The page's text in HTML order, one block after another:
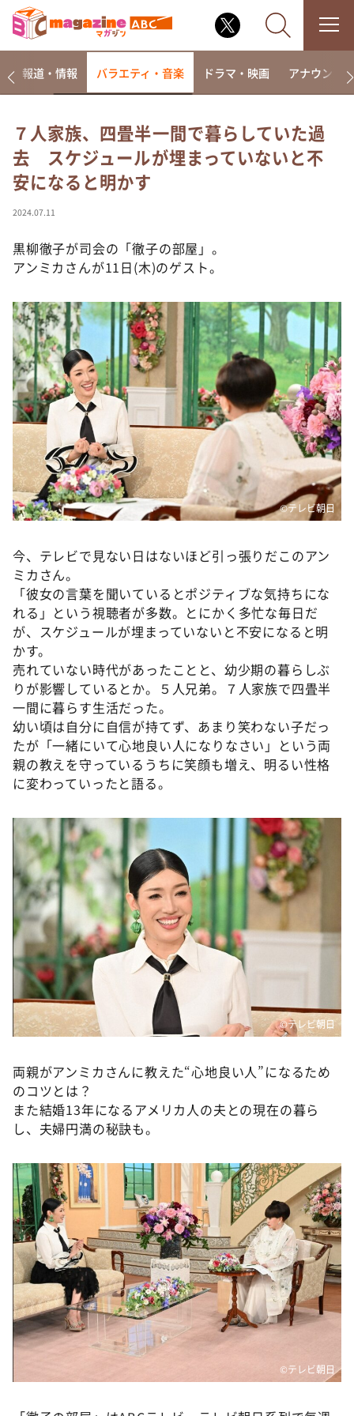
なるみ・岡村の過ぎるTV
相席食堂
これ余談なんですけど・・・
て真剣です
探偵！ナイトスクープ
news おかえり
河合＆A.B.C-Z塚田×福井アナ「なんでやねん！？」
（news おかえり）
DAIGOも台所 ～きょうの献立 何にする？～
本日はダイアンなり！シーズン２
朝だ！生です旅サラダ
教えて！ニュースライブ 正義のミカタ
ＬＩＦＥ～夢のカタチ～
新婚さんいらっしゃい！
ポツンと一軒家
ザキ山小屋本館
ぺこぱのまるスポ
アナ回覧板
報道・情報 バラエティ・音楽 ドラマ・映画 アナウンサー
７人家族、四畳半一間で暮らしていた過
去 スケジュールが埋まっていないと不
安になると明かす
2024.07.11
黒柳徹子が司会の「徹子の部屋」。
アンミカさんが11日(木)のゲスト。
©テレビ朝日
今、テレビで見ない日はないほど引っ張りだこのアン
ミカさん。
「彼女の言葉を聞いているとポジティブな気持ちにな
れる」という視聴者が多数。とにかく多忙な毎日だ
が、スケジュールが埋まっていないと不安になると明
かす。
売れていない時代があったことと、幼少期の暮らしぶ
りが影響しているとか。５人兄弟。７人家族で四畳半
一間に暮らす生活だった。
幼い頃は自分に自信が持てず、あまり笑わない子だっ
たが「一緒にいて心地良い人になりなさい」という両
親の教えを守っているうちに笑顔も増え、明るい性格
に変わっていったと語る。
©テレビ朝日
両親がアンミカさんに教えた“心地良い人”になるため
のコツとは？
また結婚13年になるアメリカ人の夫との現在の暮ら
し、夫婦円満の秘訣も。
©テレビ朝日